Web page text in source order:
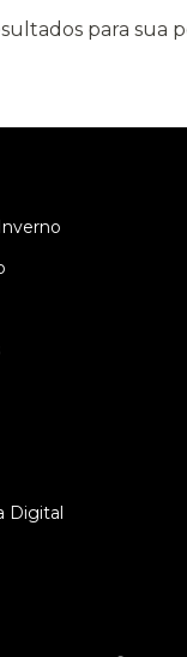
para sua
Digital